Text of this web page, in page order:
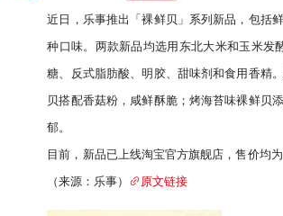
近日，乐事推出「裸鲜贝」系列新品，包括
种口味。两款新品均选用东北大米和玉米发
糖、反式脂肪酸、明胶、甜味剂和食用香精
贝搭配香菇粉，咸鲜酥脆；烤海苔味裸鲜贝
郁。
目前，新品已上线淘宝官方旗舰店，售价均
（来源：乐事）
原文链接